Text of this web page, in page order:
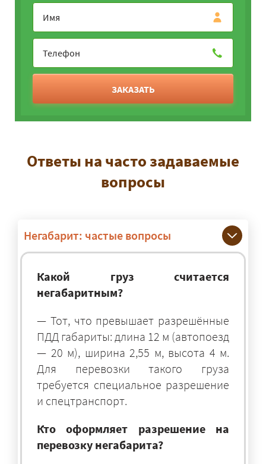
ЗАКАЗАТЬ
Ответы на часто задаваемые
вопросы
Негабарит: частые вопросы
Какой груз считается
негабаритным?
— Тот, что превышает разрешённые
ПДД габариты: длина 12 м (автопоезд
— 20 м), ширина 2,55 м, высота 4 м.
Для перевозки такого груза
требуется специальное разрешение
и спецтранспорт.
Кто оформляет разрешение на
перевозку негабарита?